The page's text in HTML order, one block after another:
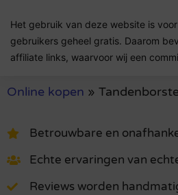
Het gebruik van deze website is
gebruikers geheel gratis. Daarom
affiliate links, waarvoor wij een
Online kopen »
Betrouwbare en
Echte ervaringen van
Reviews worden